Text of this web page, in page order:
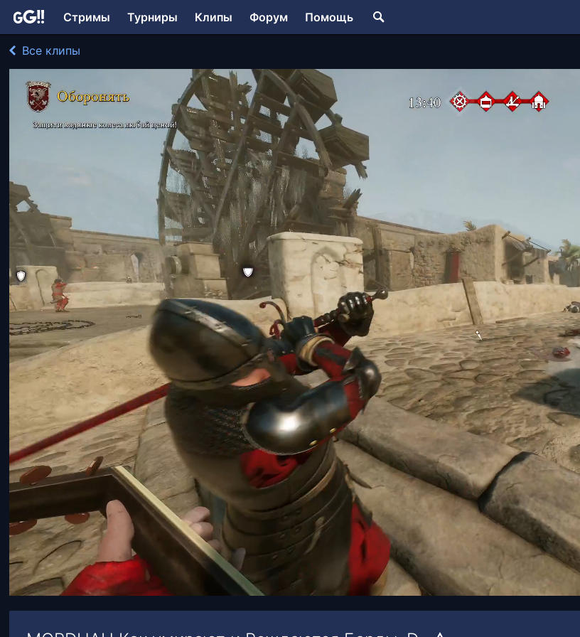
Стримы Турниры Клипы Форум Помощь
Все клипы
FORTMAINER играл в Mordhau
00:01 00:08